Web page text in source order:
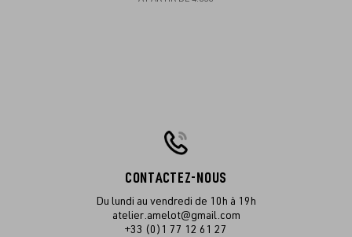
CONTACTEZ-NOUS
Du lundi au vendredi de 10h à 19h
atelier.amelot@gmail.com
+33 (0)1 77 12 61 27